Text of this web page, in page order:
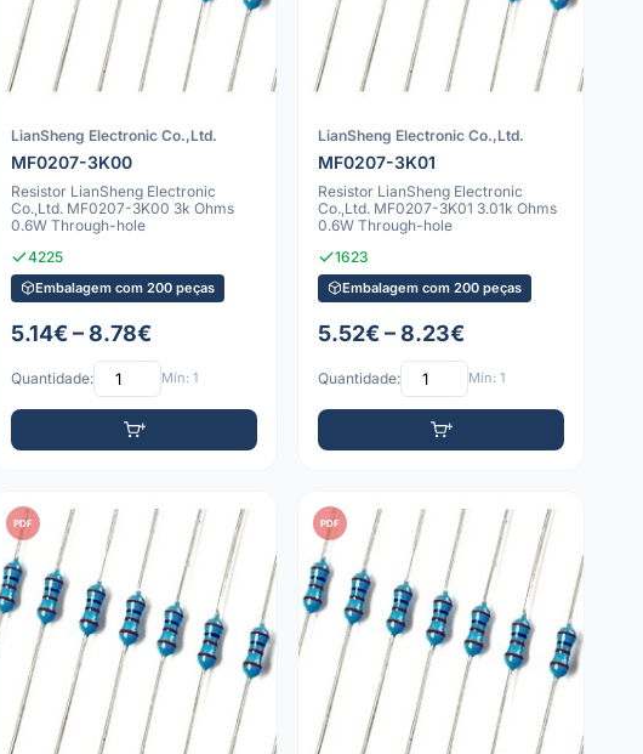
LianSheng Electronic Co.,Ltd.
MF0207-3K00
Resistor LianSheng Electronic
Co.,Ltd. MF0207-3K00 3k Ohms
0.6W Through-hole
4225
Embalagem com 200 peças
5.14€ – 8.78€
Quantidade: Mín: 1
LianSheng Electronic Co.,Ltd.
MF0207-3K01
Resistor LianSheng Electronic
Co.,Ltd. MF0207-3K01 3.01k Ohms
0.6W Through-hole
1623
Embalagem com 200 peças
5.52€ – 8.23€
Quantidade: Mín: 1
PDF PDF